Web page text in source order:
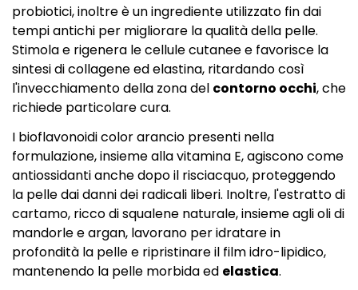
probiotici, inoltre è un ingrediente utilizzato fin dai
tempi antichi per migliorare la qualità della pelle.
Stimola e rigenera le cellule cutanee e favorisce la
sintesi di collagene ed elastina, ritardando così
l'invecchiamento della zona del contorno occhi, che
richiede particolare cura.
I bioflavonoidi color arancio presenti nella
formulazione, insieme alla vitamina E, agiscono come
antiossidanti anche dopo il risciacquo, proteggendo
la pelle dai danni dei radicali liberi. Inoltre, l'estratto di
cartamo, ricco di squalene naturale, insieme agli oli di
mandorle e argan, lavorano per idratare in
profondità la pelle e ripristinare il film idro-lipidico,
mantenendo la pelle morbida ed elastica.